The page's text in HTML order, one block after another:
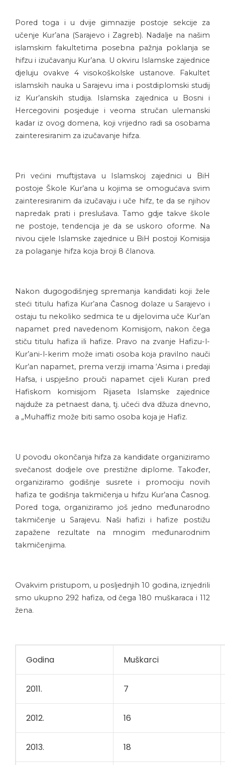
Pored toga i u dvije gimnazije postoje sekcije za
učenje Kur’ana (Sarajevo i Zagreb). Nadalje na našim
islamskim fakultetima posebna pažnja poklanja se
hifzu i izučavanju Kur’ana. U okviru Islamske zajednice
djeluju ovakve 4 visokoškolske ustanove. Fakultet
islamskih nauka u Sarajevu ima i postdiplomski studij
iz Kur’anskih studija. Islamska zajednica u Bosni i
Hercegovini posjeduje i veoma stručan ulemanski
kadar iz ovog domena, koji vrijedno radi sa osobama
zainteresiranim za izučavanje hifza.
Pri većini muftijstava u Islamskoj zajednici u BiH
postoje Škole Kur’ana u kojima se omogućava svim
zainteresiranim da izučavaju i uče hifz, te da se njihov
napredak prati i preslušava. Tamo gdje takve škole
ne postoje, tendencija je da se uskoro oforme. Na
nivou cijele Islamske zajednice u BiH postoji Komisija
za polaganje hifza koja broji 8 članova.
Nakon dugogodišnjeg spremanja kandidati koji žele
steći titulu hafiza Kur’ana Časnog dolaze u Sarajevo i
ostaju tu nekoliko sedmica te u dijelovima uče Kur’an
napamet pred navedenom Komisijom, nakon čega
stiču titulu hafiza ili hafize. Pravo na zvanje Hafizu-l-
Kur’ani-l-kerim može imati osoba koja pravilno nauči
Kur’an napamet, prema verziji imama ‘Asima i predaji
Hafsa, i uspješno prouči napamet cijeli Kuran pred
Hafiskom komisijom Rijaseta Islamske zajednice
najduže za petnaest dana, tj. učeći dva džuza dnevno,
a „Muhaffiz može biti samo osoba koja je Hafiz.
U povodu okončanja hifza za kandidate organiziramo
svečanost dodjele ove prestižne diplome. Također,
organiziramo godišnje susrete i promociju novih
hafiza te godišnja takmičenja u hifzu Kur’ana Časnog.
Pored toga, organiziramo još jedno međunarodno
takmičenje u Sarajevu. Naši hafizi i hafize postižu
zapažene rezultate na mnogim međunarodnim
takmičenjima.
Ovakvim pristupom, u posljednjih 10 godina, iznjedrili
smo ukupno 292 hafiza, od čega 180 muškaraca i 112
žena.
Godina Muškarci
2011. 7
2012. 16
2013. 18